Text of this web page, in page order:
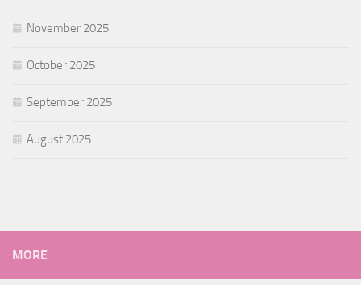
November 2025
October 2025
September 2025
August 2025
MORE